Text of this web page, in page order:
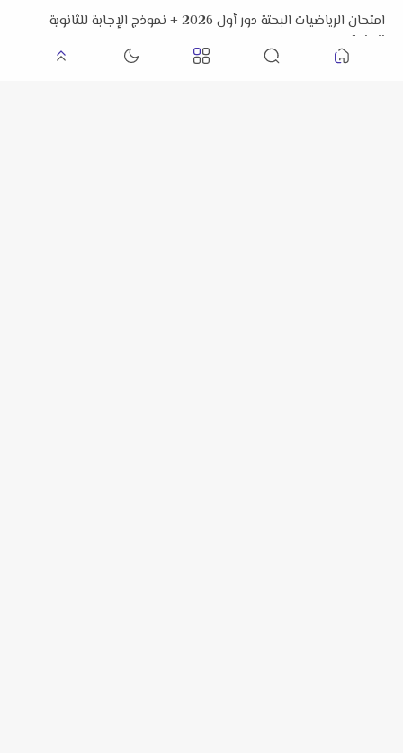
امتحان الرياضيات البحتة دور أول 2026 + نموذج الإجابة للثانوية
العامة